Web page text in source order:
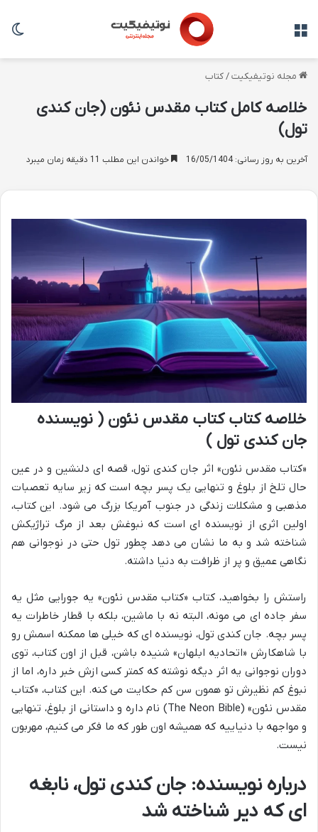
مجله نوتیفیکیت/کتاب
خلاصه کامل کتاب مقدس نئون (جان کندی
تول)
آخرین به روز رسانی: 16/05/1404 خواندن این مطلب 11 دقیقه زمان میبرد
خلاصه کتاب کتاب مقدس نئون ( نویسنده
جان کندی تول )
«کتاب مقدس نئون» اثر جان کندی تول، قصه ای دلنشین و در عین
حال تلخ از بلوغ و تنهایی یک پسر بچه است که زیر سایه تعصبات
مذهبی و مشکلات زندگی در جنوب آمریکا بزرگ می شود. این کتاب،
اولین اثری از نویسنده ای است که نبوغش بعد از مرگ تراژیکش
شناخته شد و به ما نشان می دهد چطور تول حتی در نوجوانی هم
نگاهی عمیق و پر از ظرافت به دنیا داشته.
راستش را بخواهید، کتاب «کتاب مقدس نئون» یه جورایی مثل یه
سفر جاده ای می مونه، البته نه با ماشین، بلکه با قطار خاطرات یه
پسر بچه. جان کندی تول، نویسنده ای که خیلی ها ممکنه اسمش رو
با شاهکارش «اتحادیه ابلهان» شنیده باشن، قبل از اون کتاب، توی
دوران نوجوانی یه اثر دیگه نوشته که کمتر کسی ازش خبر داره، اما از
نبوغ کم نظیرش تو همون سن کم حکایت می کنه. این کتاب، «کتاب
مقدس نئون» (The Neon Bible) نام داره و داستانی از بلوغ، تنهایی
و مواجهه با دنیاییه که همیشه اون طور که ما فکر می کنیم، مهربون
نیست.
درباره نویسنده: جان کندی تول، نابغه
ای که دیر شناخته شد